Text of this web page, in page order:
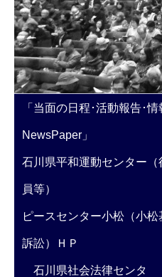
「当面の日程･活動報告･情
NewsPaper」
石川県平和運動センター（
員等）
ピースセンター小松（小
訴訟）ＨＰ
石川県社会法律センタ